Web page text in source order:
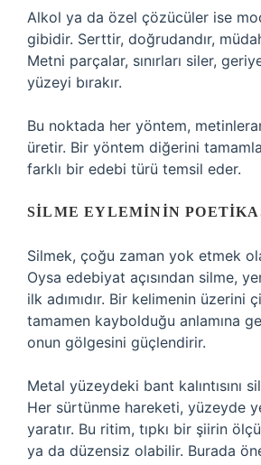
Alkol ya da özel çözücüler ise
gibidir. Serttir, doğrudandır,
Metni parçalar, sınırları siler,
yüzeyi bırakır.
Bu noktada her yöntem,
üretir. Bir yöntem diğerini
farklı bir edebi türü temsil eder.
SILME EYLEMININ
Silmek, çoğu zaman yok etmek
Oysa edebiyat açısından silme,
ilk adımıdır. Bir kelimenin üzerini
tamamen kaybolduğu anlamına
onun gölgesini güçlendirir.
Metal yüzeydeki bant kalıntısını
Her sürtünme hareketi, yüzeyde
yaratır. Bu ritim, tıpkı bir şiirin
ya da düzensiz olabilir. Burada